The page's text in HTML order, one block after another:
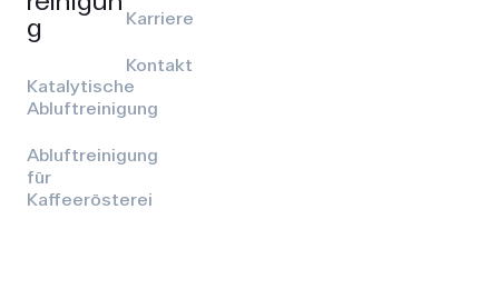
g
Katalytische
Abluftreinigung
Abluftreinigung
für
Kaffeerösterei
Karriere
Kontakt